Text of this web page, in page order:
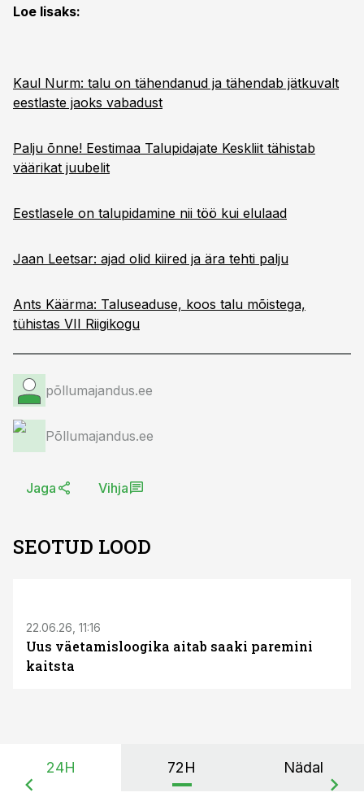
Loe lisaks:
Kaul Nurm: talu on tähendanud ja tähendab jätkuvalt
eestlaste jaoks vabadust
Palju õnne! Eestimaa Talupidajate Keskliit tähistab
väärikat juubelit
Eestlasele on talupidamine nii töö kui elulaad
Jaan Leetsar: ajad olid kiired ja ära tehti palju
Ants Käärma: Taluseaduse, koos talu mõistega,
tühistas VII Riigikogu
põllumajandus.ee
Põllumajandus.ee
Jaga Vihja
SEOTUD LOOD
22.06.26, 11:16
Uus väetamisloogika aitab saaki paremini
kaitsta
24H 72H Nädal